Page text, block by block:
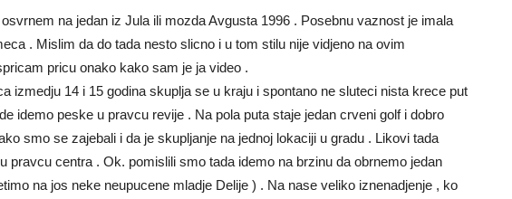
na jedan iz Jula ili mozda Avgusta 1996 . Posebnu vaznost je imala
. Mislim da do tada nesto slicno i u tom stilu nije vidjeno na ovim
pricu onako kako sam je ja video .
izmedju 14 i 15 godina skuplja se u kraju i spontano ne sluteci nista krece put
idemo peske u pravcu revije . Na pola puta staje jedan crveni golf i dobro
smo se zajebali i da je skupljanje na jednoj lokaciji u gradu . Likovi tada
pravcu centra . Ok. pomislili smo tada idemo na brzinu da obrnemo jedan
na jos neke neupucene mladje Delije ) . Na nase veliko iznenadjenje , ko